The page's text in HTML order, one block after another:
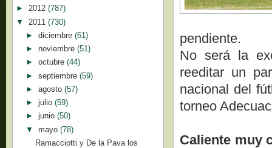
pendiente.
No será la
reeditar un
nacional del
torneo
Caliente muy
► 2012 (787)
▼ 2011 (730)
► diciembre (61)
► noviembre (51)
► octubre (44)
► septiembre (59)
► agosto (57)
► julio (59)
► junio (50)
▼ mayo (78)
Ramacciotti y De la Pava los